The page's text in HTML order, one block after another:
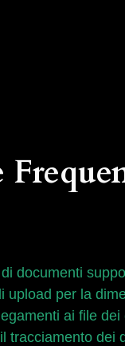
documenti
upload per la
ai file dei
tracciamento dei